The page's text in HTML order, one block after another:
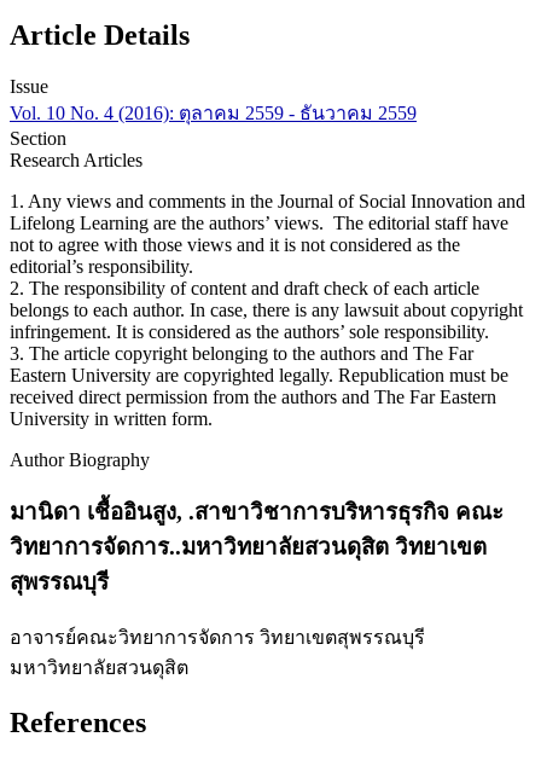
Article Details
Issue
Vol. 10 No. 4 (2016): ตุลาคม 2559 - ธันวาคม 2559
Section
Research Articles
1. Any views and comments in the Journal of Social Innovation and
Lifelong Learning are the authors’ views. The editorial staff have
not to agree with those views and it is not considered as the
editorial’s responsibility.
2. The responsibility of content and draft check of each article
belongs to each author. In case, there is any lawsuit about copyright
infringement. It is considered as the authors’ sole responsibility.
3. The article copyright belonging to the authors and The Far
Eastern University are copyrighted legally. Republication must be
received direct permission from the authors and The Far Eastern
University in written form.
Author Biography
มานิดา เชื้ออินสูง, .สาขาวิชาการบริหารธุรกิจ คณะ
วิทยาการจัดการ..มหาวิทยาลัยสวนดุสิต วิทยาเขต
สุพรรณบุรี
อาจารย์คณะวิทยาการจัดการ วิทยาเขตสุพรรณบุรี
มหาวิทยาลัยสวนดุสิต
References